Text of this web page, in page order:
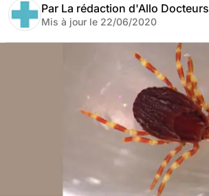
Par La rédaction d'Allo Docteurs
Mis à jour le 22/06/2020